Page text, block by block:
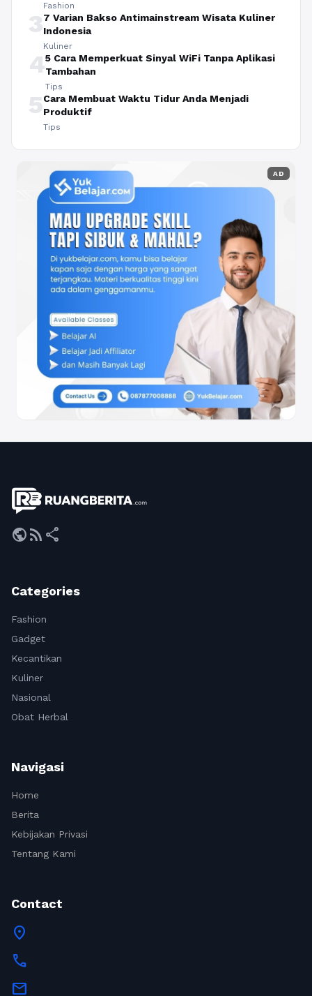
Fashion
37 Varian Bakso Antimainstream Wisata Kuliner
Indonesia
Kuliner
45 Cara Memperkuat Sinyal WiFi Tanpa Aplikasi
Tambahan
Tips
5Cara Membuat Waktu Tidur Anda Menjadi
Produktif
Tips
AD
publicrss_feed share
Categories
Fashion
Gadget
Kecantikan
Kuliner
Nasional
Obat Herbal
Navigasi
Home
Berita
Kebijakan Privasi
Tentang Kami
Contact
location_on
call
mail